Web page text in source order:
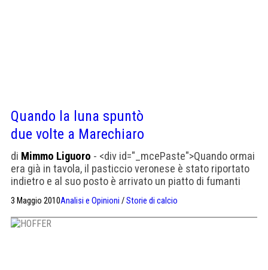
Quando la luna spuntò
due volte a Marechiaro
di Mimmo Liguoro - <div id="_mcePaste">Quando ormai
era già in tavola, il pasticcio veronese è stato riportato
indietro e al suo posto è arrivato un piatto di fumanti
del Napoli, era accompagnato dalla celebre insalata di
erbe miste già assaggiata molte volte: errori di
mira, misura, precipitazione, distrazione. A bordo
3 Maggio 2010Analisi e Opinioni /Storie di calcio